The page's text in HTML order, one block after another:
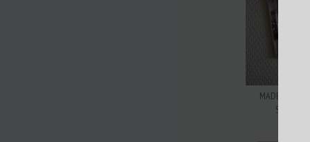
MADBALL –
SYSTEM